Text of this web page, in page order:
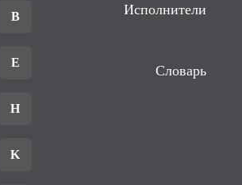
B
E
H
K
Исполнители
Словарь